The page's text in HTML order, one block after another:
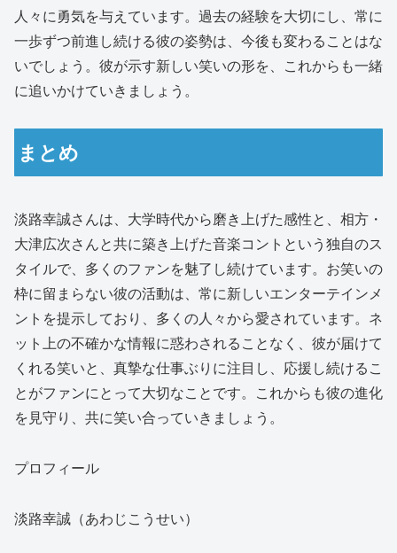
人々に勇気を与えています。過去の経験を大切にし、常に
一歩ずつ前進し続ける彼の姿勢は、今後も変わることはな
いでしょう。彼が示す新しい笑いの形を、これからも一緒
に追いかけていきましょう。
まとめ
淡路幸誠さんは、大学時代から磨き上げた感性と、相方・
大津広次さんと共に築き上げた音楽コントという独自のス
タイルで、多くのファンを魅了し続けています。お笑いの
枠に留まらない彼の活動は、常に新しいエンターテインメ
ントを提示しており、多くの人々から愛されています。ネ
ット上の不確かな情報に惑わされることなく、彼が届けて
くれる笑いと、真摯な仕事ぶりに注目し、応援し続けるこ
とがファンにとって大切なことです。これからも彼の進化
を見守り、共に笑い合っていきましょう。
プロフィール
淡路幸誠（あわじこうせい）